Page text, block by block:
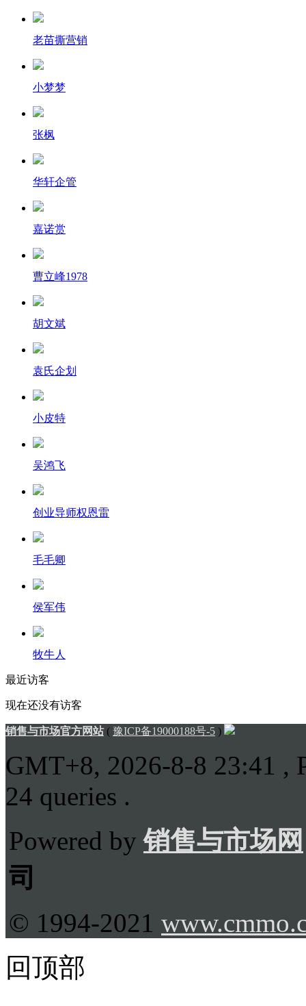
老苗撕营销
小梦梦
张枫
华轩企管
嘉诺赏
曹立峰1978
胡文斌
袁氏企划
小皮特
吴鸿飞
创业导师权恩雷
毛毛卿
侯军伟
牧牛人
最近访客
现在还没有访客
销售与市场官方网站( 豫ICP备19000188号-5 )
GMT+8, 2026-8-8 23:41 ,
24 queries .
Powered by销售与市场网
司
© 1994-2021
回顶部